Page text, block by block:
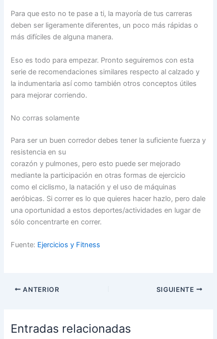
Para que esto no te pase a ti, la mayoría de tus carreras
deben ser ligeramente diferentes, un poco más rápidas o
más difíciles de alguna manera.
Eso es todo para empezar. Pronto seguiremos con esta
serie de recomendaciones similares respecto al calzado y
la indumentaria así como también otros conceptos útiles
para mejorar corriendo.
No corras solamente
Para ser un buen corredor debes tener la suficiente fuerza y
resistencia en su
corazón y pulmones, pero esto puede ser mejorado
mediante la participación en otras formas de ejercicio
como el ciclismo, la natación y el uso de máquinas
aeróbicas. Si correr es lo que quieres hacer hazlo, pero dale
una oportunidad a estos deportes/actividades en lugar de
sólo concentrarte en correr.
Fuente: Ejercicios y Fitness
ANTERIOR SIGUIENTE
Entradas relacionadas